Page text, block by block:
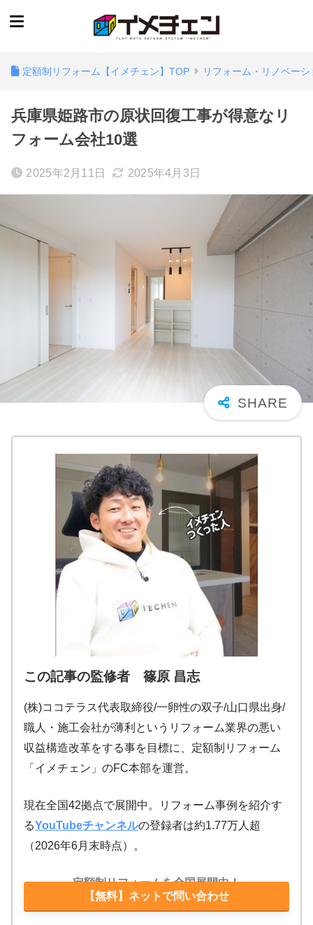
定額制リフォーム【イメチェン】TOP リフォーム・リノベー
兵庫県姫路市の原状回復工事が得意なリ
フォーム会社10選
2025年2月11日 2025年4月3日
この記事の監修者 篠原 昌志
(株)ココテラス代表取締役/一卵性の双子/山口県出身/
職人・施工会社が薄利というリフォーム業界の悪い
収益構造改革をする事を目標に、定額制リフォーム
「イメチェン」のFC本部を運営。
現在全国42拠点で展開中。リフォーム事例を紹介す
るYouTubeチャンネルの登録者は約1.77万人超
（2026年6月末時点）。
定額制リフォームを全国展開中！
【無料】ネットで問い合わせ